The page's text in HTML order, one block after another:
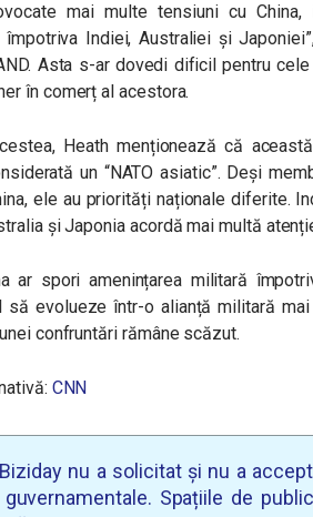
mai multe tensiuni cu
împotriva Indiei, Australiei și
Asta s-ar dovedi dificil pentru
în comerț al acestora.
Heath menționează că
un “NATO asiatic”. Deși
ele au priorități naționale diferite.
și Japonia acordă mai multă
ar spori amenințarea militară
să evolueze într-o alianță militară
confruntări rămâne scăzut.
CNN
nu a solicitat și nu a
Spațiile de